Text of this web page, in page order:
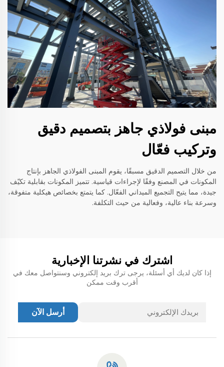
مبنى فولاذي جاهز بتصميم دقيق
وتركيب فعّال
من خلال التصميم الدقيق مسبقًا، يقوم المبنى الفولاذي الجاهز بإنتاج
المكونات في المصنع وفقًا لإجراءات قياسية. تتميز المكونات بقابلية تكيّف
جيدة، مما يتيح التجميع الميداني الفعّال. كما يتمتع بخصائص هيكلية متفوقة،
وسرعة بناء عالية، وفعالية من حيث التكلفة.
اشترك في نشرتنا الإخبارية
إذا كان لديك أي أسئلة، يرجى ترك بريد إلكتروني وسنتواصل معك في
أقرب وقت ممكن
أرسل الآن